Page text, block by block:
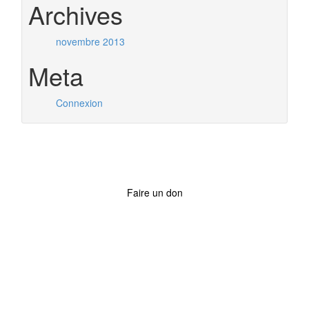
Archives
novembre 2013
Meta
Connexion
Faire un don